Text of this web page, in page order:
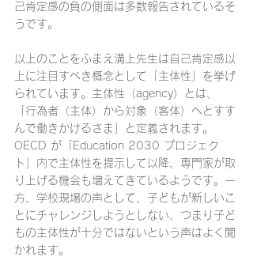
己肯定感の負の側面は多数報告されているそ
うです。
以上のことをふまえ溝上先生は自己肯定感以
上に注目すべき概念として「主体性」を挙げ
られています。主体性（agency）とは、
「行為者（主体）から対象（客体）へとすす
んで働きかけるさま」と定義されます。
OECD が「Education 2030 プロジェク
ト」内で主体性を提示して以降、専門家が取
り上げる機会も増えてきているようです。一
方、学校現場の声として、子どもが新しいこ
とにチャレンジしようとしない、つまり子ど
もの主体性が十分ではないという声はよく聞
かれます。